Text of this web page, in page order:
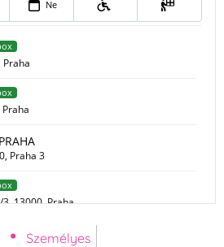
Személyes